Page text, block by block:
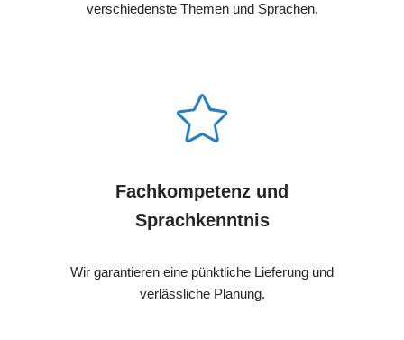
verschiedenste Themen und Sprachen.
Fachkompetenz und
Sprachkenntnis
Wir garantieren eine pünktliche Lieferung und
verlässliche Planung.